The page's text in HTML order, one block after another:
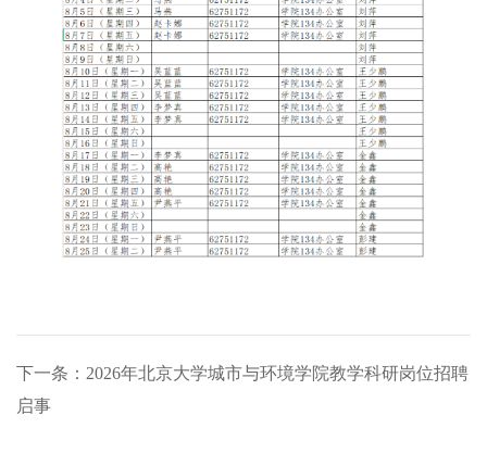
下一条：2026年北京大学城市与环境学院教学科研岗位招聘
启事